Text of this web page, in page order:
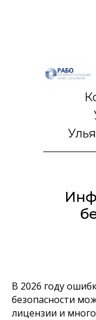
В 2026 году
безопасности
лицензии и